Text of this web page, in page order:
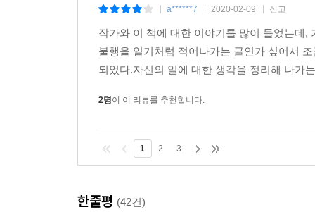
시인 모두를 작아 보이게 만들어 버리는 걸작을
관습적 규범을 옹호한다는 의미에서가 아니라,
질병은 또 다른 방식으로, 그러니까 우리 스스로
자신이 생물학적인 존재라는 사실, 유한하며, 타
a******7 2020-02-09 신고
작가와 이 책에 대한 이야기를 많이 들었는데
불행을 일기처럼 적어나가는 글인가 싶어서
되었다.자신의 일에 대한 생각을 정리해 나가
2명이 이 리뷰를 추천합니다.
1 2 3
한줄평 (42건)